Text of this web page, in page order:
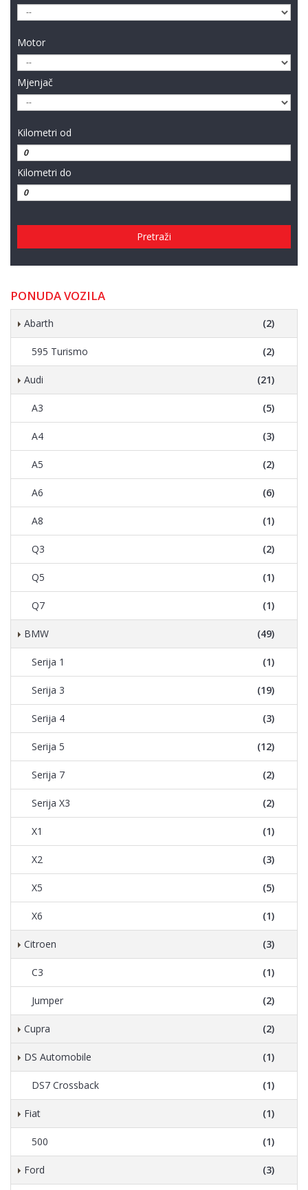
Motor
Mjenjač
Kilometri od
Kilometri do
Pretraži
PONUDA VOZILA
Abarth (2)
595 Turismo (2)
Audi (21)
A3 (5)
A4 (3)
A5 (2)
A6 (6)
A8 (1)
Q3 (2)
Q5 (1)
Q7 (1)
BMW (49)
Serija 1 (1)
Serija 3 (19)
Serija 4 (3)
Serija 5 (12)
Serija 7 (2)
Serija X3 (2)
X1 (1)
X2 (3)
X5 (5)
X6 (1)
Citroen (3)
C3 (1)
Jumper (2)
Cupra (2)
DS Automobile (1)
DS7 Crossback (1)
Fiat (1)
500 (1)
Ford (3)